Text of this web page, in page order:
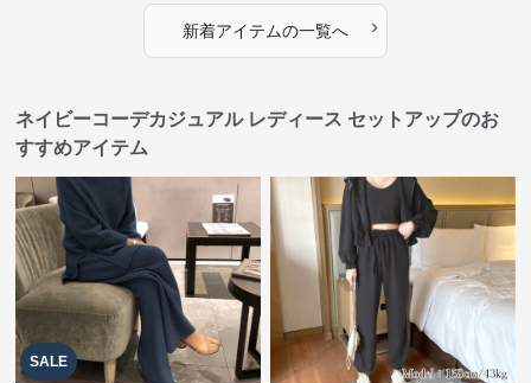
新着アイテムの一覧へ ›
ネイビーコーデカジュアル レディース セットアップのお
すすめアイテム
SALE